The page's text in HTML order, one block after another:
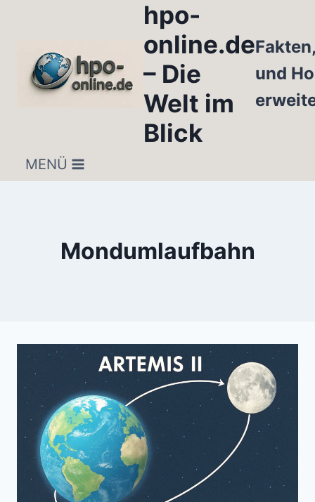
hpo-
online.de
– Die
Welt im
Blick
und
MENÜ
Mondumlaufbahn